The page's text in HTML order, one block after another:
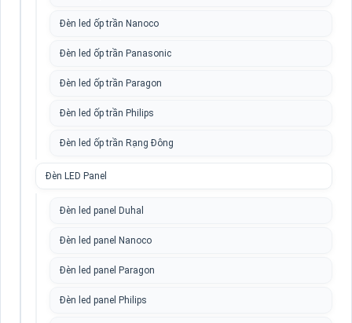
Đèn led ốp trần Nanoco
Đèn led ốp trần Panasonic
Đèn led ốp trần Paragon
Đèn led ốp trần Philips
Đèn led ốp trần Rạng Đông
Đèn LED Panel
Đèn led panel Duhal
Đèn led panel Nanoco
Đèn led panel Paragon
Đèn led panel Philips